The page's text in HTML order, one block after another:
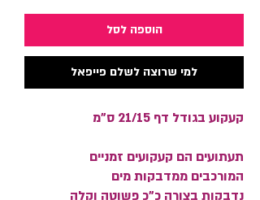
הוספה לסל
למי שרוצה לשלם פייפאל
קעקוע בגודל דף 21/15 ס"מ
תעתועים הם קעקועים זמניים
המורכבים ממדבקות מים
נדבקות בצורה כ"כ פשוטה וקלה